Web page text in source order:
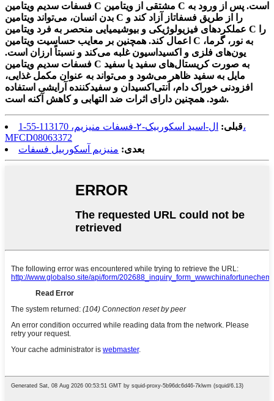
فسفات سدیم ویتامین C مشتقی از ویتامین C است. پس از ورود به
بدن انسان، می‌تواند ویتامین C را از طریق فسفاتاز آزاد کند و
عملکردهای فیزیولوژیکی و بیوشیمیایی منحصر به فرد ویتامین C را
اعمال کند. همچنین بر معایب حساسیت ویتامین C به نور، گرما،
یون‌های فلزی و اکسیداسیون غلبه می‌کند و نسبتاً ارزان است.
فسفات سدیم ویتامین C به صورت کریستال‌های سفید یا سفید
مایل به سفید ظاهر می‌شود و می‌تواند به عنوان مکمل غذایی،
افزودنی خوراک دام، آنتی‌اکسیدان و سفیدکننده آرایشی استفاده
شود. همچنین دارای اثرات ضد التهابی و کاهش آکنه است.
قبلی:
ال-اسید اسکوربیک-۲-فسفات منیزیم، 113170-55-1،
MFCD08063372
بعدی: منیزیم آسکوربیل فسفات